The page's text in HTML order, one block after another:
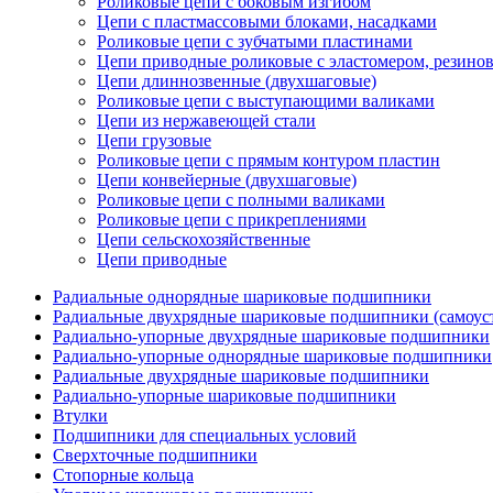
Цепи с пластмассовыми блоками, насадками
Роликовые цепи с зубчатыми пластинами
Цепи приводные роликовые с эластомером,
Цепи длиннозвенные (двухшаговые)
Роликовые цепи с выступающими валиками
Цепи из нержавеющей стали
Цепи грузовые
Роликовые цепи с прямым контуром пластин
Цепи конвейерные (двухшаговые)
Роликовые цепи с полными валиками
Роликовые цепи с прикреплениями
Цепи сельскохозяйственные
Цепи приводные
Радиальные однорядные шариковые подшипники
Радиальные двухрядные шариковые подшипники
Радиально-упорные двухрядные шариковые подшипники
Радиально-упорные однорядные шариковые подшипники
Радиальные двухрядные шариковые подшипники
Радиально-упорные шариковые подшипники
Втулки
Подшипники для специальных условий
Сверхточные подшипники
Стопорные кольца